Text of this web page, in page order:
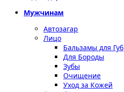
Мужчинам
Автозагар
Лицо
Бальзамы для Губ
Для Бороды
Зубы
Очищение
Уход за Кожей